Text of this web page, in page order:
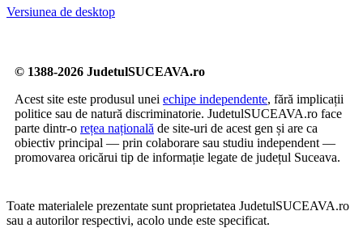
Versiunea de desktop
© 1388-2026 JudetulSUCEAVA.ro
Acest site este produsul unei echipe independente, fără implicații
politice sau de natură discriminatorie. JudetulSUCEAVA.ro face
parte dintr-o rețea națională de site-uri de acest gen și are ca
obiectiv principal — prin colaborare sau studiu independent —
promovarea oricărui tip de informație legate de județul Suceava.
Toate materialele prezentate sunt proprietatea JudetulSUCEAVA.ro
sau a autorilor respectivi, acolo unde este specificat.